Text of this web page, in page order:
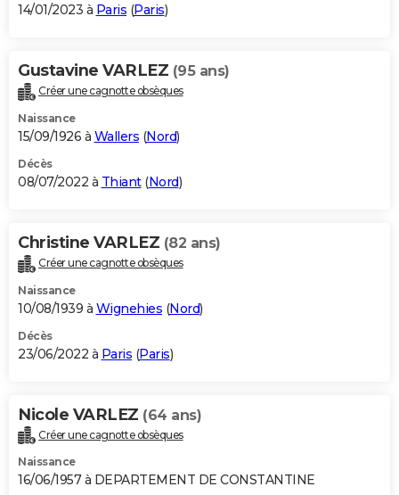
14/01/2023 à Paris (Paris)
Gustavine VARLEZ (95 ans)
Créer une cagnotte obsèques
Naissance
15/09/1926 à Wallers (Nord)
Décès
08/07/2022 à Thiant(Nord)
Christine VARLEZ (82 ans)
Créer une cagnotte obsèques
Naissance
10/08/1939 à Wignehies (Nord)
Décès
23/06/2022 à Paris (Paris)
Nicole VARLEZ (64 ans)
Créer une cagnotte obsèques
Naissance
16/06/1957 à DEPARTEMENT DE CONSTANTINE